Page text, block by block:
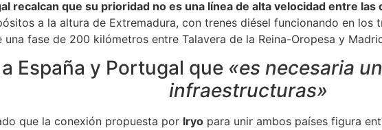
recalcan que su prioridad no es una línea de alta velocidad entre las
a la altura de Extremadura, con trenes diésel funcionando en
fase de 200 kilómetros entre Talavera de la Reina-Oropesa y
España y Portugal que «es necesaria
infraestructuras»
que la conexión propuesta por Iryo para unir ambos países figura